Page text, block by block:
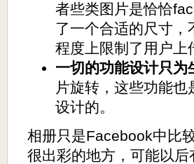
者些类图片是恰恰
了一个合适的尺寸
程度上限制了用户上
一切的功能设计只为
片旋转，这些功能
设计的。
相册只是Facebook中比
很出彩的地方，可能以